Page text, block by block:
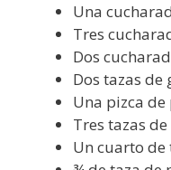
Una
Tres
Dos
Dos tazas
Una pizca
Tres tazas
Un cuarto de